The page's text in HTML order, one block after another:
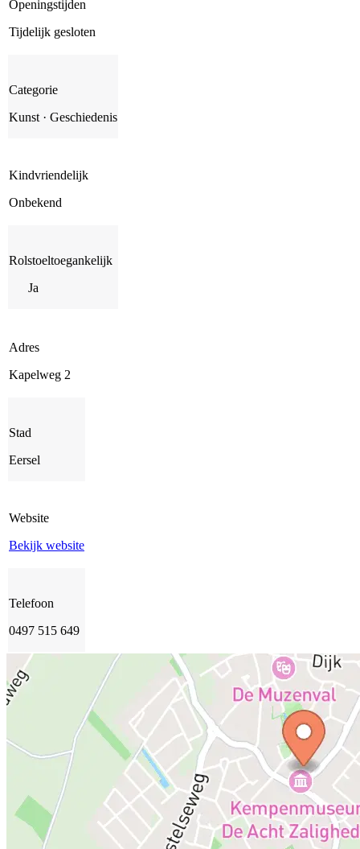
Openingstijden
Tijdelijk gesloten
Categorie
Kunst · Geschiedenis
Kindvriendelijk
Onbekend
Rolstoeltoegankelijk
Ja
Adres
Kapelweg 2
Stad
Eersel
Website
Bekijk website
Telefoon
0497 515 649